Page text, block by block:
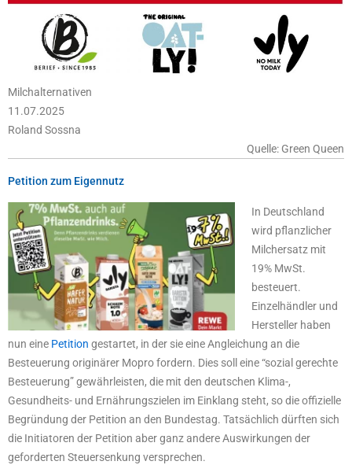
Milchalternativen
11.07.2025
Roland Sossna
Quelle: Green Queen
Petition zum Eigennutz
In Deutschland
wird pflanzlicher
Milchersatz mit
19% MwSt.
besteuert.
Einzelhändler und
Hersteller haben
nun eine Petition gestartet, in der sie eine Angleichung an die
Besteuerung originärer Mopro fordern. Dies soll eine “sozial gerechte
Besteuerung” gewährleisten, die mit den deutschen Klima-,
Gesundheits- und Ernährungszielen im Einklang steht, so die offizielle
Begründung der Petition an den Bundestag. Tatsächlich dürften sich
die Initiatoren der Petition aber ganz andere Auswirkungen der
geforderten Steuersenkung versprechen.